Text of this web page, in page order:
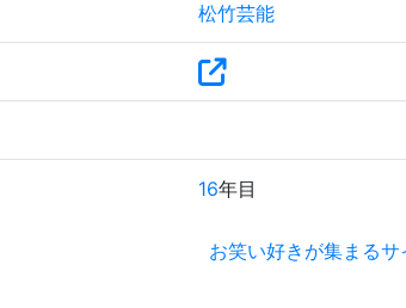
松竹芸能
16年目
お笑い好きが集まる